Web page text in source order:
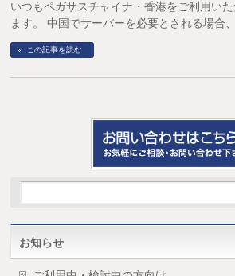
いつもペガサスチャイナ・香港をご利用い
ます。 中国でサーバーを必要とされる場合
この記事を読む
お知らせ